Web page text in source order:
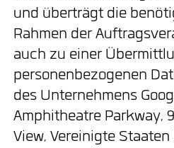
und überträgt die
Rahmen der
auch zu einer
personenbezogenen
des Unternehmens
Amphitheatre Parkway,
View, Vereinigte